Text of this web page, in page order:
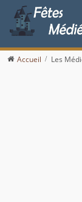
Accueil Les